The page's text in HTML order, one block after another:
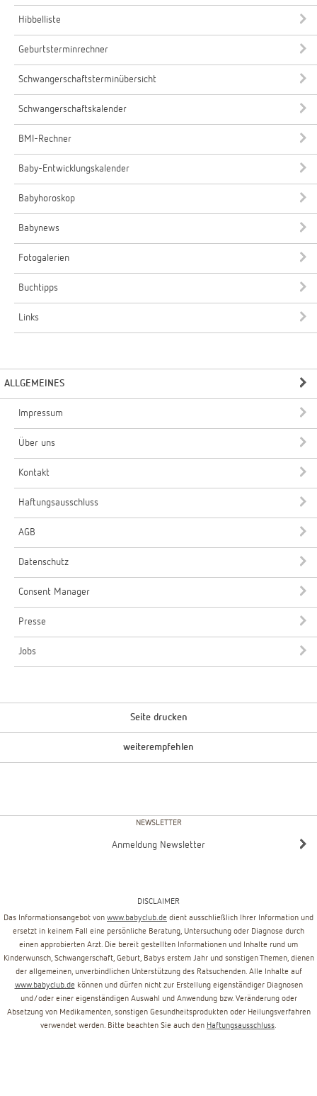
Hibbelliste
Geburtsterminrechner
Schwangerschaftsterminübersicht
Schwangerschaftskalender
BMI-Rechner
Baby-Entwicklungskalender
Babyhoroskop
Babynews
Fotogalerien
Buchtipps
Links
ALLGEMEINES
Impressum
Über uns
Kontakt
Haftungsausschluss
AGB
Datenschutz
Consent Manager
Presse
Jobs
Seite drucken
weiterempfehlen
NEWSLETTER
Anmeldung Newsletter
DISCLAIMER
Das Informationsangebot von www.babyclub.de dient ausschließlich Ihrer Information und
ersetzt in keinem Fall eine persönliche Beratung, Untersuchung oder Diagnose durch
einen approbierten Arzt. Die bereit gestellten Informationen und Inhalte rund um
Kinderwunsch, Schwangerschaft, Geburt, Babys erstem Jahr und sonstigen Themen, dienen
der allgemeinen, unverbindlichen Unterstützung des Ratsuchenden. Alle Inhalte auf
www.babyclub.de können und dürfen nicht zur Erstellung eigenständiger Diagnosen
und/oder einer eigenständigen Auswahl und Anwendung bzw. Veränderung oder
Absetzung von Medikamenten, sonstigen Gesundheitsprodukten oder Heilungsverfahren
verwendet werden. Bitte beachten Sie auch den Haftungsausschluss.